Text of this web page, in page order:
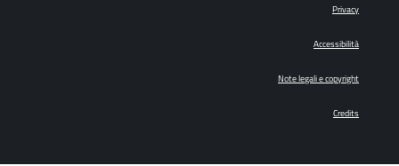
Privacy
Accessibilità
Note legali e copyright
Credits